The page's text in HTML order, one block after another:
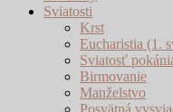
Sviatosti
Krst
Eucharistia (1.
Sviatosť
Birmovanie
Manželstvo